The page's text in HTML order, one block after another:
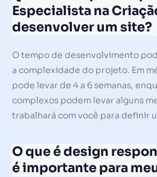
Especialista na
desenvolver um site?
O tempo de desenvolvimento
a complexidade do projeto. Em
pode levar de 4 a 6 semanas,
complexos podem levar alguns
trabalhará com você para definir
O que é design
é importante para